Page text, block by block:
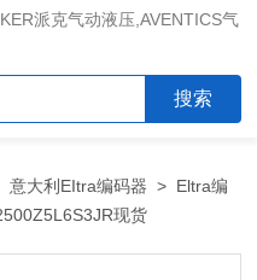
派克气动液压,AVENTICS气
意大利EItra编码器 > Eltra编
现货